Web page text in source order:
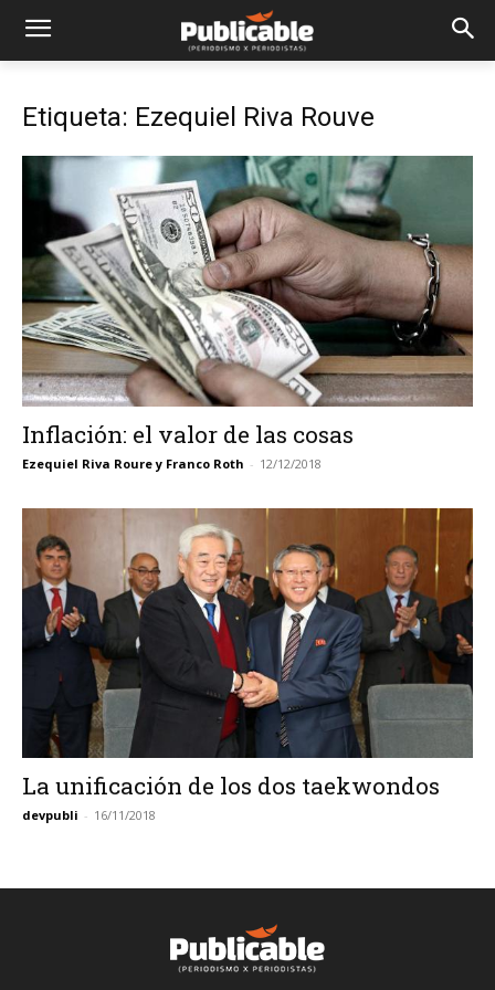
Etiqueta: Ezequiel Riva Rouve
Inflación: el valor de las cosas
Ezequiel Riva Roure y Franco Roth - 12/12/2018
La unificación de los dos taekwondos
devpubli - 16/11/2018